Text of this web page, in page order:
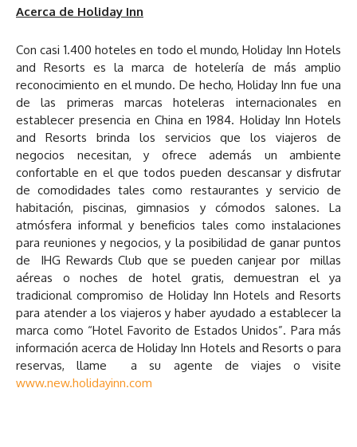
Acerca de Holiday Inn
Con casi 1.400 hoteles en todo el mundo, Holiday Inn Hotels
and Resorts es la marca de hotelería de más amplio
reconocimiento en el mundo. De hecho, Holiday Inn fue una
de las primeras marcas hoteleras internacionales en
establecer presencia en China en 1984. Holiday Inn Hotels
and Resorts brinda los servicios que los viajeros de
negocios necesitan, y ofrece además un ambiente
confortable en el que todos pueden descansar y disfrutar
de comodidades tales como restaurantes y servicio de
habitación, piscinas, gimnasios y cómodos salones. La
atmósfera informal y beneficios tales como instalaciones
para reuniones y negocios, y la posibilidad de ganar puntos
de IHG Rewards Club que se pueden canjear por millas
aéreas o noches de hotel gratis, demuestran el ya
tradicional compromiso de Holiday Inn Hotels and Resorts
para atender a los viajeros y haber ayudado a establecer la
marca como “Hotel Favorito de Estados Unidos”. Para más
información acerca de Holiday Inn Hotels and Resorts o para
reservas, llame a su agente de viajes o visite
www.new.holidayinn.com